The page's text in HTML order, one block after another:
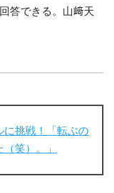
答できる。山﨑天
に挑戦！「転ぶの
笑）。」